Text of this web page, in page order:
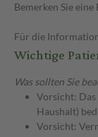
Bemerken Sie
Für die
Wichtige
Was sollten Sie
Vorsicht: Das
Haushalt)
Vorsicht: